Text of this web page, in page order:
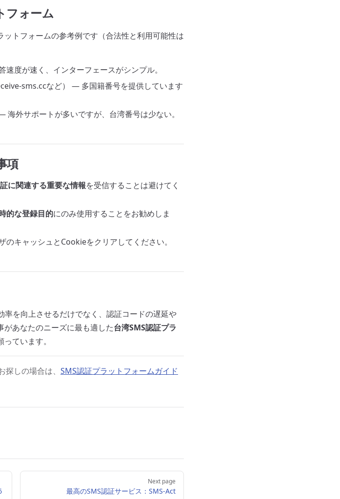
フォーム
トフォームの参考例です（合法性と利用可能性は
度が速く、インターフェースがシンプル。
sms.ccなど） — 多国籍番号を提供しています
外サポートが多いですが、台湾番号は少ない。
項
に関連する重要な情報を受信することは避けてく
的な登録目的にのみ使用することをお勧めしま
キャッシュとCookieをクリアしてください。
を向上させるだけでなく、認証コードの遅延や
あなたのニーズに最も適した台湾SMS認証プラ
ています。
しの場合は、 SMS認証プラットフォームガイド
Next page
最高のSMS認証サービス：SMS-Act